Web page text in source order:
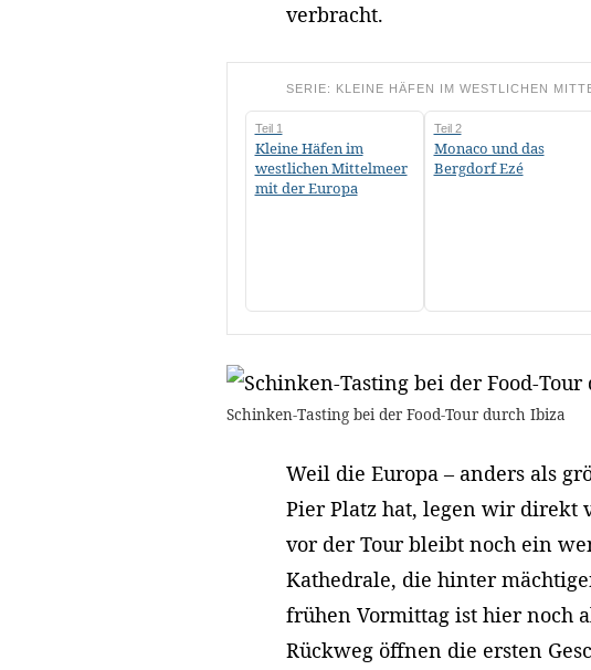
verbracht.
SERIE: KLEINE HÄFEN IM WESTLICHEN
Teil 1
Kleine Häfen im
westlichen Mittelmeer
mit der Europa
Teil 2
Monaco und das
Bergdorf Ezé
Schinken-Tasting bei der Food-Tour durch Ibiza
Weil die Europa – anders als
Pier Platz hat, legen wir direkt
vor der Tour bleibt noch ein
Kathedrale, die hinter
frühen Vormittag ist hier noch
Rückweg öffnen die ersten